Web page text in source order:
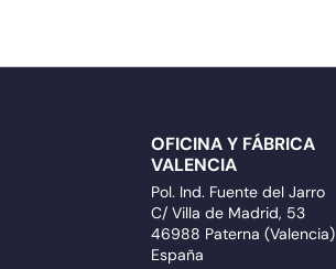
OFICINA Y FÁBRICA
VALENCIA
Pol. Ind. Fuente del Jarro
C/ Villa de Madrid, 53
46988 Paterna (Valencia)
España